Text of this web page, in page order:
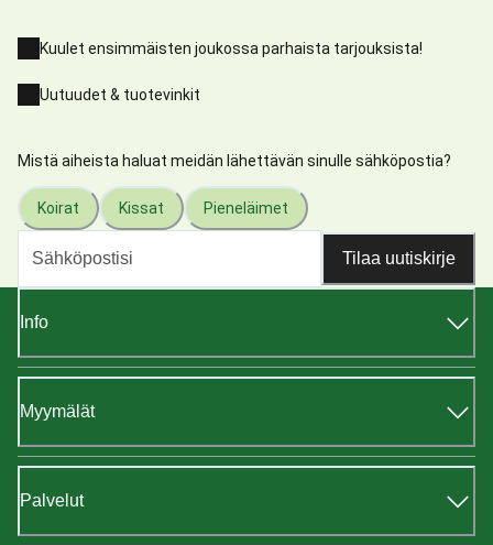
Kuulet ensimmäisten joukossa parhaista tarjouksista!
Uutuudet & tuotevinkit
Mistä aiheista haluat meidän lähettävän sinulle sähköpostia?
Koirat Kissat Pieneläimet
Tilaa uutiskirje
Info
Myymälät
Palvelut